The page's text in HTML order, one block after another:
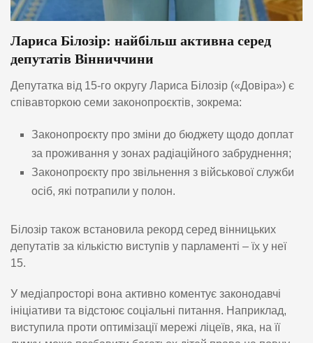
Лариса Білозір: найбільш активна серед
депутатів Вінниччини
Депутатка від 15-го округу Лариса Білозір («Довіра») є
співавторкою семи законопроєктів, зокрема:
Законопроєкту про зміни до бюджету щодо доплат
за проживання у зонах радіаційного забруднення;
Законопроєкту про звільнення з військової служби
осіб, які потрапили у полон.
Білозір також встановила рекорд серед вінницьких
депутатів за кількістю виступів у парламенті – їх у неї
15.
У медіапросторі вона активно коментує законодавчі
ініціативи та відстоює соціальні питання. Наприклад,
виступила проти оптимізації мережі ліцеїв, яка, на її